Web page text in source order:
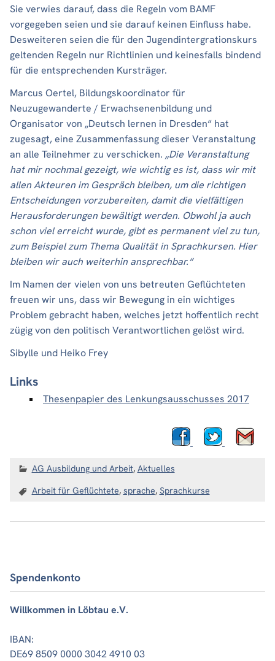
Sie verwies darauf, dass die Regeln vom BAMF
vorgegeben seien und sie darauf keinen Einfluss habe.
Desweiteren seien die für den Jugendintergrationskurs
geltenden Regeln nur Richtlinien und keinesfalls bindend
für die entsprechenden Kursträger.
Marcus Oertel, Bildungskoordinator für
Neuzugewanderte / Erwachsenenbildung und
Organisator von „Deutsch lernen in Dresden“ hat
zugesagt, eine Zusammenfassung dieser Veranstaltung
an alle Teilnehmer zu verschicken. „Die Veranstaltung
hat mir nochmal gezeigt, wie wichtig es ist, dass wir mit
allen Akteuren im Gespräch bleiben, um die richtigen
Entscheidungen vorzubereiten, damit die vielfältigen
Herausforderungen bewältigt werden. Obwohl ja auch
schon viel erreicht wurde, gibt es permanent viel zu tun,
zum Beispiel zum Thema Qualität in Sprachkursen. Hier
bleiben wir auch weiterhin ansprechbar.“
Im Namen der vielen von uns betreuten Geflüchteten
freuen wir uns, dass wir Bewegung in ein wichtiges
Problem gebracht haben, welches jetzt hoffentlich recht
zügig von den politisch Verantwortlichen gelöst wird.
Sibylle und Heiko Frey
Links
Thesenpapier des Lenkungsausschusses 2017
AG Ausbildung und Arbeit, Aktuelles
Arbeit für Geflüchtete, sprache, Sprachkurse
Spendenkonto
Willkommen in Löbtau e.V.
IBAN:
DE69 8509 0000 3042 4910 03